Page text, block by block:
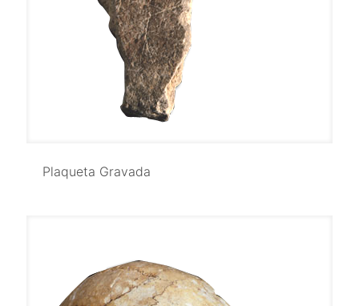
Plaqueta Gravada
Plaqueta Gravada